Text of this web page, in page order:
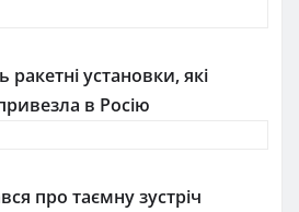
установки, які
в Росію
про таємну зустріч